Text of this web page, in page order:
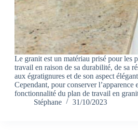
Le granit est un matériau prisé pour les
travail en raison de sa durabilité, de sa
aux égratignures et de son aspect
Cependant, pour conserver l’apparence
fonctionnalité du plan de travail en
Stéphane
31/10/2023